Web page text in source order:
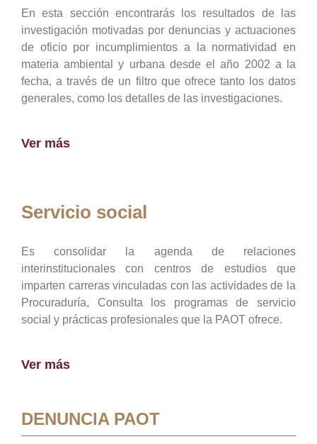
En esta sección encontrarás los resultados de las
investigación motivadas por denuncias y actuaciones
de oficio por incumplimientos a la normatividad en
materia ambiental y urbana desde el año 2002 a la
fecha, a través de un filtro que ofrece tanto los datos
generales, como los detalles de las investigaciones.
Ver más
Servicio social
Es consolidar la agenda de relaciones
interinstitucionales con centros de estudios que
imparten carreras vinculadas con las actividades de la
Procuraduría, Consulta los programas de servicio
social y prácticas profesionales que la PAOT ofrece.
Ver más
DENUNCIA PAOT